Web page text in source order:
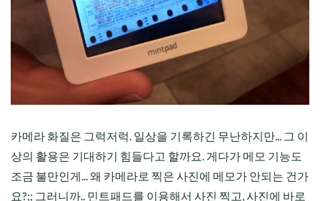
카메라 화질은 그럭저럭. 일상을 기록하긴 무난하지만... 그 이
상의 활용은 기대하기 힘들다고 할까요. 게다가 메모 기능도
조금 불만인게... 왜 카메라로 찍은 사진에 메모가 안되는 건가
요?;; 그러니까.. 민트패드를 이용해서 사진 찍고, 사진에 바로